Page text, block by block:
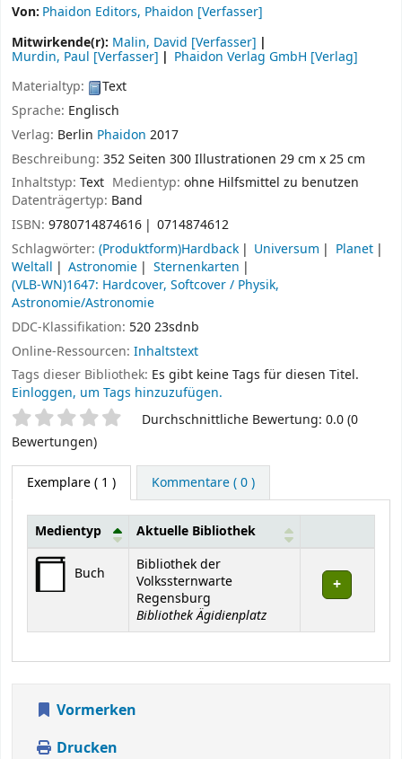
Von: Phaidon Editors, Phaidon [Verfasser]
Mitwirkende(r): Malin, David [Verfasser]
Murdin, Paul [Verfasser] Phaidon Verlag GmbH [Verlag]
Materialtyp:
Text
Sprache: Englisch
Verlag: Berlin Phaidon 2017
Beschreibung: 352 Seiten 300 Illustrationen 29 cm x 25 cm
Inhaltstyp: Text Medientyp:ohne Hilfsmittel zu benutzen
Datenträgertyp: Band
ISBN: 9780714874616
0714874612
Schlagwörter: (Produktform)Hardback Universum
Planet
Weltall
Astronomie
Sternenkarten
(VLB-WN)1647: Hardcover, Softcover / Physik,
Astronomie/Astronomie
DDC-Klassifikation: 520 23sdnb
Online-Ressourcen: Inhaltstext
Tags dieser Bibliothek: Es gibt keine Tags für diesen Titel.
Einloggen, um Tags hinzuzufügen.
SternchenbewertungDurchschnittliche Bewertung: 0.0 (0
Bewertungen)
Exemplare( 1 ) Kommentare ( 0 )
Exemplare
Medientyp Aktuelle Bibliothek
Buch
Bibliothek der
Volkssternwarte
Regensburg
Bibliothek Ägidienplatz
Vormerken
Drucken